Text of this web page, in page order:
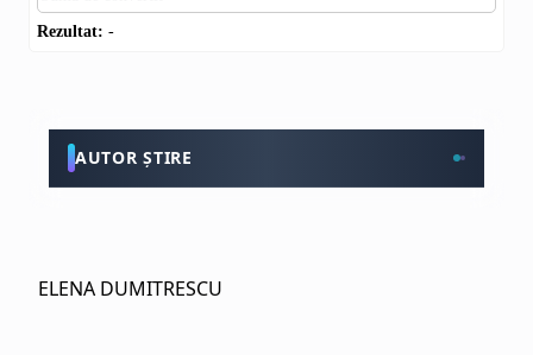
Rezultat: -
AUTOR ȘTIRE
ELENA DUMITRESCU